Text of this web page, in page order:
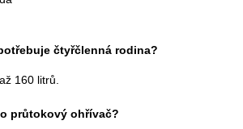
čtyřčlenná rodina?
160 litrů.
průtokový ohřívač?